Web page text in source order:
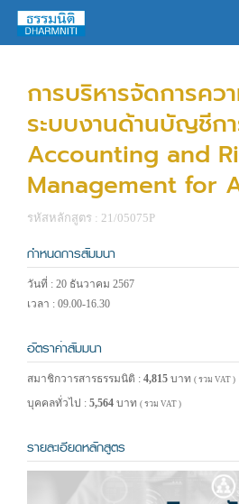
การบริหารจัดการคว
ระบบงานด้านบัญชีก
Accounting and
Management for
รหัสหลักสูตร : 21/05075P
กำหนดการสัมมนา
วันที่ : 20 ธันวาคม 2567
เวลา : 09.00-16.30
อัตราค่าสัมมนา
สมาชิกวารสารธรรมนิติ : 4,815 บาท ( รวม VAT )
บุคคลทั่วไป : 5,564 บาท ( รวม VAT )
รายละเอียดหลักสูตร